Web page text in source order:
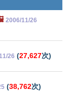
2006/11/26
26 (27,627次)
(38,762次)